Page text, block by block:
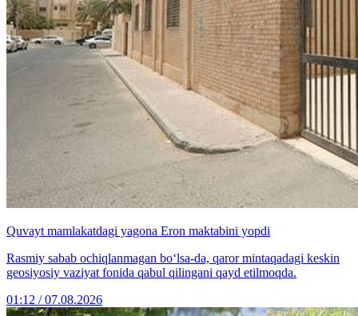
Quvayt mamlakatdagi yagona Eron maktabini yopdi
Rasmiy sabab ochiqlanmagan bo‘lsa-da, qaror mintaqadagi keskin
geosiyosiy vaziyat fonida qabul qilingani qayd etilmoqda.
01:12 / 07.08.2026